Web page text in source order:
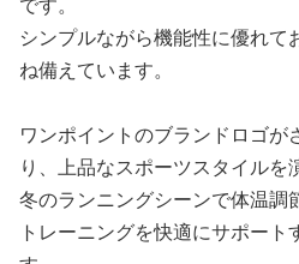
シンプルながら機能性に優れ
ね備えています。
ワンポイントのブランドロゴが
り、上品なスポーツスタイルを
冬のランニングシーンで体温調
トレーニングを快適にサポー